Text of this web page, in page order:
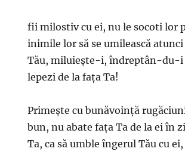
fii milostiv cu ei, nu le socoti lor
inimile lor să se umilească
Tău, miluieşte-i, îndreptân-du-i
lepezi de la faţa Ta!
Primeşte cu bunăvoinţă
bun, nu abate faţa Ta de la ei în
Ta, ca să umble îngerul Tău cu